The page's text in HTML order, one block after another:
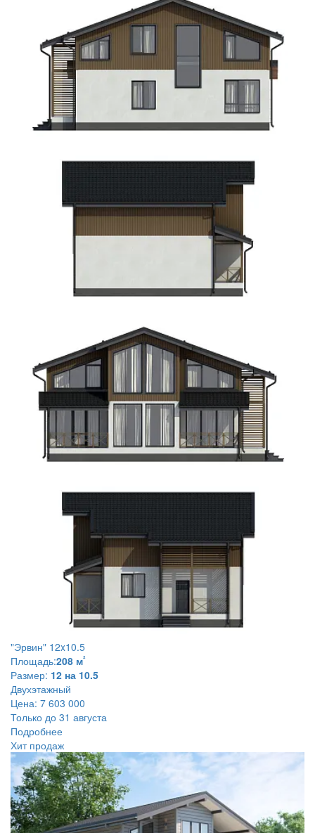
"Эрвин" 12x10.5
Площадь:208 м²
Размер: 12 на 10.5
Двухэтажный
Цена: 7 603 000
Только до 31 августа
Подробнее
Хит продаж